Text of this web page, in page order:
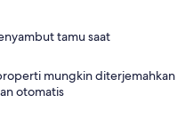
tamu saat
mungkin diterjemahkan
otomatis